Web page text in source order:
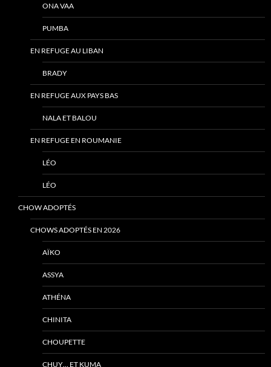
ONA VAA
PUMBA
EN REFUGE AU LIBAN
BRADY
EN REFUGE AUX PAYS BAS
NALA ET BALOU
EN REFUGE EN ROUMANIE
LÉO
LÉO
CHOW ADOPTÉS
CHOWS ADOPTÉS EN 2026
AÏKO
ASSYA
ATHÉNA
CHINITA
CHOUPETTE
CHUY… ET KUMA